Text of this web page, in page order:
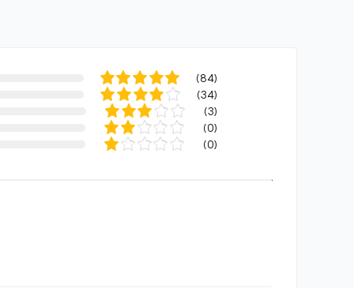
(84)
(34)
(3)
(0)
(0)